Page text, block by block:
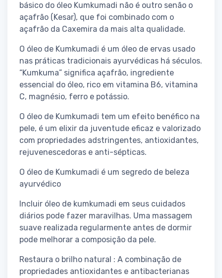
básico do óleo Kumkumadi não é outro senão o
açafrão (Kesar), que foi combinado com o
açafrão da Caxemira da mais alta qualidade.
O óleo de Kumkumadi é um óleo de ervas usado
nas práticas tradicionais ayurvédicas há séculos.
“Kumkuma” significa açafrão, ingrediente
essencial do óleo, rico em vitamina B6, vitamina
C, magnésio, ferro e potássio.
O óleo de Kumkumadi tem um efeito benéfico na
pele, é um elixir da juventude eficaz e valorizado
com propriedades adstringentes, antioxidantes,
rejuvenescedoras e anti-sépticas.
O óleo de Kumkumadi é um segredo de beleza
ayurvédico
Incluir óleo de kumkumadi em seus cuidados
diários pode fazer maravilhas. Uma massagem
suave realizada regularmente antes de dormir
pode melhorar a composição da pele.
Restaura o brilho natural : A combinação de
propriedades antioxidantes e antibacterianas